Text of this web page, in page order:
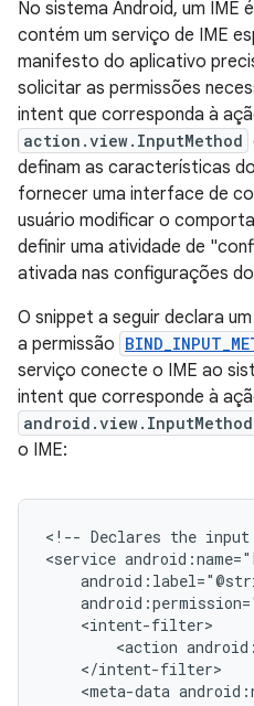
No sistema Android, um IME
contém um serviço de IME
manifesto do aplicativo
solicitar as permissões
intent que corresponda à
action.view.InputMethod
definam as características
fornecer uma interface de
usuário modificar o
definir uma atividade de
ativada nas configurações
O snippet a seguir declara
a permissão
serviço conecte o IME ao
intent que corresponde à
android.view.InputMethod
o IME:
<!-- Declares the input
<service
<action
<meta-data